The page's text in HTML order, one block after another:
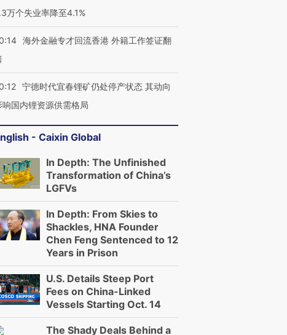
万个失业率降至4.1%
海外金融专才回流香港 外籍工作签证翻
宁德时代宜春锂矿仍处停产状态 其动向
响国内锂资源供需格局
- Caixin Global
In Depth: The Unfinished
Transformation of China’s
LGFVs
In Depth: From Skies to
Shackles, HNA Founder
Chen Feng Sentenced to 12
Years in Prison
U.S. Details Steep Port
Fees on China-Linked
Vessels Starting Oct. 14
The Shady Deals Behind a